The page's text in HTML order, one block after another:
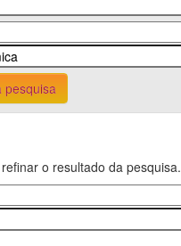
pesquisa
o resultado da pesquisa.